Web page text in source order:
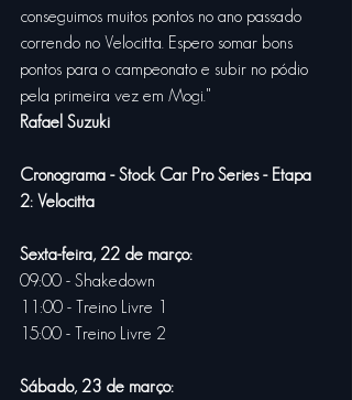
conseguimos muitos pontos no ano passado
correndo no Velocitta. Espero somar bons
pontos para o campeonato e subir no pódio
pela primeira vez em Mogi."
Rafael Suzuki
Cronograma - Stock Car Pro Series - Etapa
2: Velocitta
Sexta-feira, 22 de março:
09:00 - Shakedown
11:00 - Treino Livre 1
15:00 - Treino Livre 2
Sábado, 23 de março: